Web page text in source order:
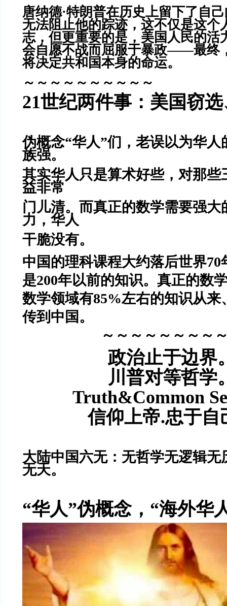
唐纳德·特朗普在历史上留下了自
无法阻止他的踪迹，这不仅是这个
志，但更重要的是，美国人民的活
会自愿不战而屈服于暴政——最终
将决定共和国本身的命运。
～～～～～～～～～～
21世纪两件事：美国窃
伪概念“华人”们，老误以为华人
族强。
其实华人只是算术好些，对那些
益非常
门儿清。而真正的数学需要强大
力，华人
干脆没有。
中国的理科课程大约落后世界70
是200年以前的知识。 真正的数
数学领域有85%左右的知识从来
传到中国。
～～～～～～～～
政治止于边界
川普对等哲学
Truth&Common
信仰上帝.忠于自
大陆中国六无：无哲学无逻辑无
无天。
“华人”伪概念，“海外华